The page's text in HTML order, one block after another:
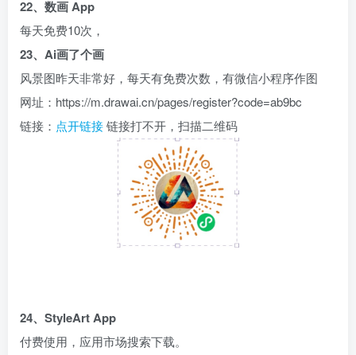
22、数画 App
每天免费10次，
23、Ai画了个画
风景图昨天非常好，每天有免费次数，有微信小程序作图
网址：https://m.drawai.cn/pages/register?code=ab9bc
链接： 点开链接链接打不开，扫描二维码
24、StyleArt App
付费使用，应用市场搜索下载。